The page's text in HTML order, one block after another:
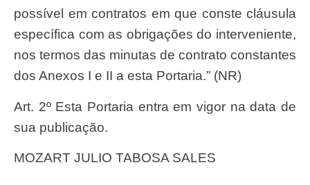
possível em contratos em que conste cláusula
específica com as obrigações do interveniente,
nos termos das minutas de contrato constantes
dos Anexos I e II a esta Portaria.” (NR)
Art. 2º Esta Portaria entra em vigor na data de
sua publicação.
MOZART JULIO TABOSA SALES